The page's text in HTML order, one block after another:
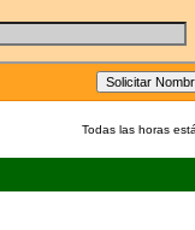
Todas las horas